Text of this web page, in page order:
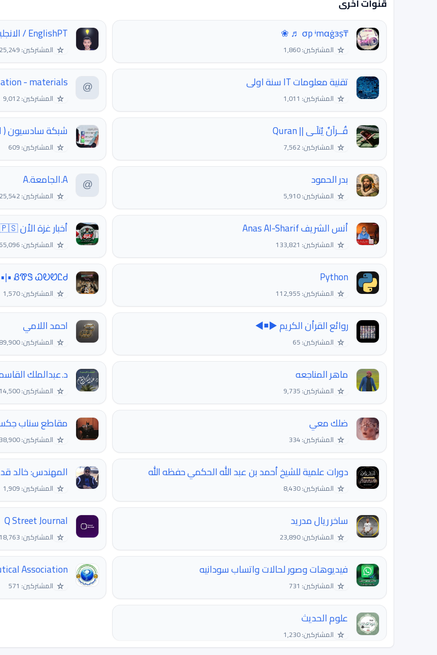
قنوات اخرى
₸σp ᶤmαġзṣ ♬ ❀
☆ المشتركين: 1,860
EnglishPT / الانجليزيه الممتعة
☆ المشتركين: 25,249
تقنية معلومات IT سنة اولى
☆ المشتركين: 1,011
- materials
☆ المشتركين: 9,012
قُــرآنٌ يُتلَـى || Quran
☆ المشتركين: 7,562
شبكة سادسيون (
☆ المشتركين: 609
بدر الحمود
☆ المشتركين: 5,910
A.الجامعة.A
☆ المشتركين: 25,542
أنس الشريف Anas Al-Sharif
☆ المشتركين: 133,821
أخبار غزة الأن 🇵🇸
☆ المشتركين: 165,096
Python
☆ المشتركين: 112,955
ᏰᏡᏕ ᏇᎧᏬᏝᏧ •|• 〄‘
☆ المشتركين: 1,570
روائع القرأن الكريم ▶◾◀
☆ المشتركين: 65
احمد اللامي
☆ المشتركين: 89,900
ماهر المناجعه
☆ المشتركين: 9,735
د.عبدالملك
☆ المشتركين: 14,500
ضلك معي
☆ المشتركين: 334
مقاطع سناب
☆ المشتركين: 38,900
دورات علمية للشيخ أحمد بن عبد الله الحكمي حفظه الله
☆ المشتركين: 8,430
المهندس: خالد
☆ المشتركين: 1,909
ساخر ريال مدريد
☆ المشتركين: 23,890
Q Street Journal
☆ المشتركين: 18,763
فيديوهات وصور لحالات واتساب سودانيه
☆ المشتركين: 731
Association
☆ المشتركين: 571
علوم الحديث
☆ المشتركين: 1,230